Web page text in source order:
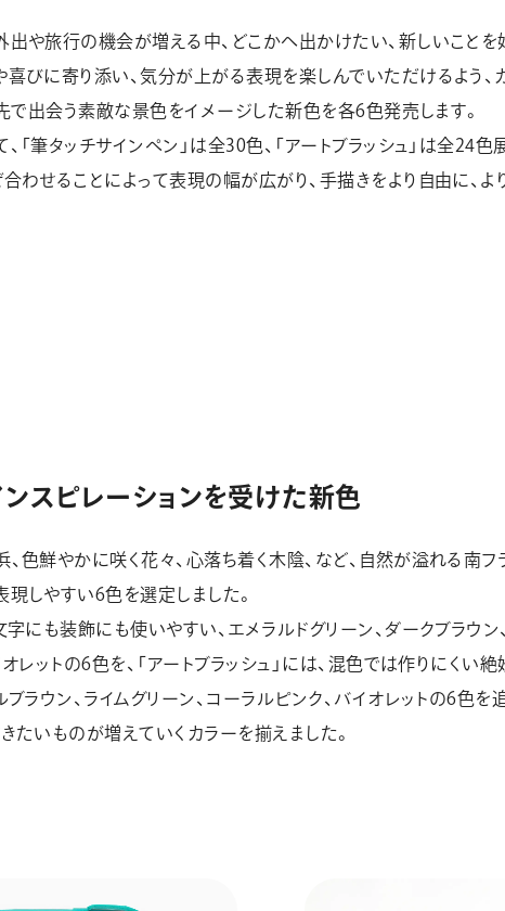
出や旅行の機会が増える中、どこかへ出かけたい、新しいこと
びに寄り添い、気分が上がる表現を楽しんでいただけるよう、
先で出会う素敵な景色をイメージした新色を各6色発売します。
「筆タッチサインペン」は全30色、「アートブラッシュ」は全24
わせることによって表現の幅が広がり、手描きをより自由に、
スピレーションを受けた新色
色鮮やかに咲く花々、心落ち着く木陰、など、自然が溢れる南
しやすい6色を選定しました。
字にも装飾にも使いやすい、エメラルドグリーン、ダークブラウ
オレットの6色を、「アートブラッシュ」には、混色では作りにく
ブラウン、ライムグリーン、コーラルピンク、バイオレットの6色を
たいものが増えていくカラーを揃えました。